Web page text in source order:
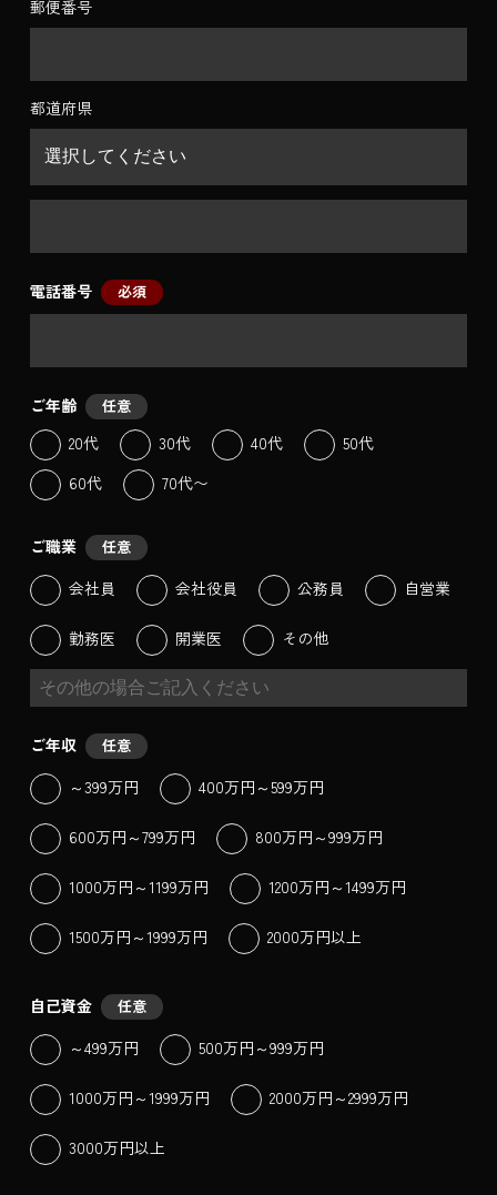
郵便番号
都道府県
電話番号 必須
ご年齢 任意
20代 30代 40代
50代
60代
70代〜
ご職業 任意
会社員 会社役員 公務員 自営業
勤務医 開業医 その他
ご年収 任意
～399万円 400万円～599万円
600万円～799万円 800万円～999万円
1000万円～1199万円 1200万円～1499万円
1500万円～1999万円 2000万円以上
自己資金 任意
～499万円 500万円～999万円
1000万円～1999万円 2000万円～2999万円
3000万円以上